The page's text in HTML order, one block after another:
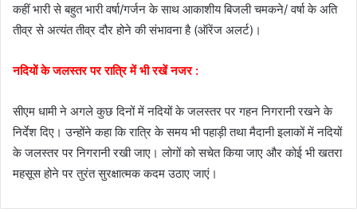
कहीं भारी से बहुत भारी वर्षा/गर्जन के साथ आकाशीय बिजली चमकने/ वर्षा के अति
तीव्र से अत्यंत तीव्र दौर होने की संभावना है (ऑरेंज अलर्ट)।
नदियों के जलस्तर पर रात्रि में भी रखें नजर :
सीएम धामी ने अगले कुछ दिनों में नदियों के जलस्तर पर गहन निगरानी रखने के
निर्देश दिए। उन्होंने कहा कि रात्रि के समय भी पहाड़ी तथा मैदानी इलाकों में नदियों
के जलस्तर पर निगरानी रखी जाए। लोगों को सचेत किया जाए और कोई भी खतरा
महसूस होने पर तुरंत सुरक्षात्मक कदम उठाए जाएं।